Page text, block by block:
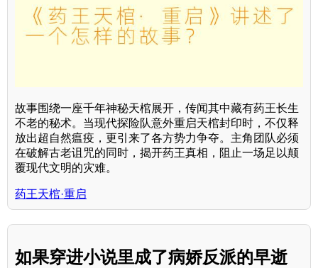
故事围绕一座千年神秘天棺展开，传闻其中藏有药王长生
不老的秘术。当现代探险队意外重启天棺封印时，不仅释
放出超自然瘟疫，更引来了各方势力争夺。主角团队必须
在破解古老诅咒的同时，揭开药王真相，阻止一场足以颠
覆现代文明的灾难。
药王天棺·重启
如果穿进小说里成了病娇反派的早逝